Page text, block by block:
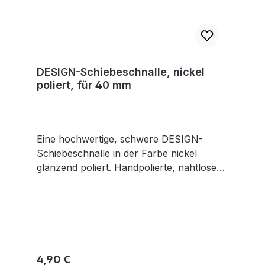
DESIGN-Schiebeschnalle, nickel
poliert, für 40 mm
Eine hochwertige, schwere DESIGN-
Schiebeschnalle in der Farbe nickel
glänzend poliert. Handpolierte, nahtlose
Regulärer Preis:
4,90 €